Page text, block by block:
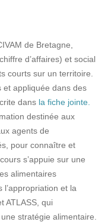
de Bretagne,
d’affaires) et social
courts sur un territoire.
et appliquée dans des
dans la fiche jointe.
destinée aux
agents de
pour connaître et
s’appuie sur une
alimentaires
l’appropriation et la
ATLASS, qui
stratégie alimentaire.